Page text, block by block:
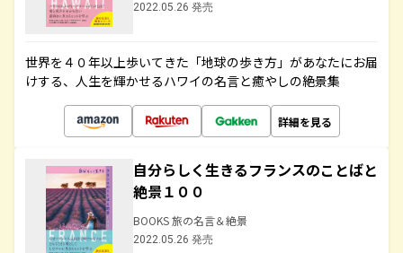
2022.05.26 発売
世界を４０年以上歩いてきた「地球の歩き方」があなたにお届
けする、人生を輝かせるハワイの名言と癒やしの絶景集
詳細を見る
自分らしく生きるフランスのことばと
絶景１００
BOOKS 旅の名言＆絶景
2022.05.26 発売